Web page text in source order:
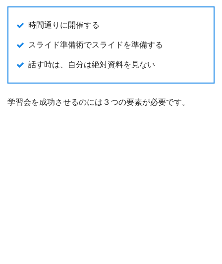
時間通りに開催する
スライド準備術でスライドを準備する
話す時は、自分は絶対資料を見ない
学習会を成功させるのには３つの要素が必要です。